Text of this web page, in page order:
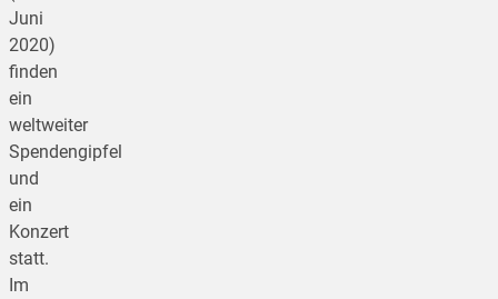
Juni
2020)
finden
ein
weltweiter
Spendengipfel
und
ein
Konzert
statt.
Im